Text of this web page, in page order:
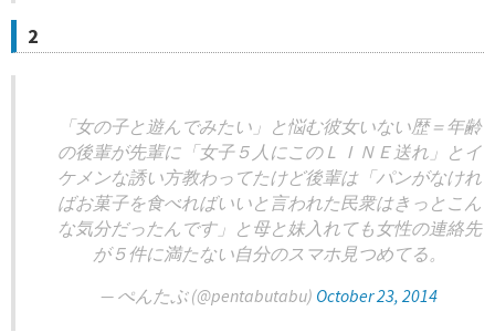
2
「女の子と遊んでみたい」と悩む彼女いない歴＝年齢
の後輩が先輩に「女子５人にこのＬＩＮＥ送れ」とイ
ケメンな誘い方教わってたけど後輩は「パンがなけれ
ばお菓子を食べればいいと言われた民衆はきっとこん
な気分だったんです」と母と妹入れても女性の連絡先
が５件に満たない自分のスマホ見つめてる。
— ぺんたぶ (@pentabutabu) October 23, 2014